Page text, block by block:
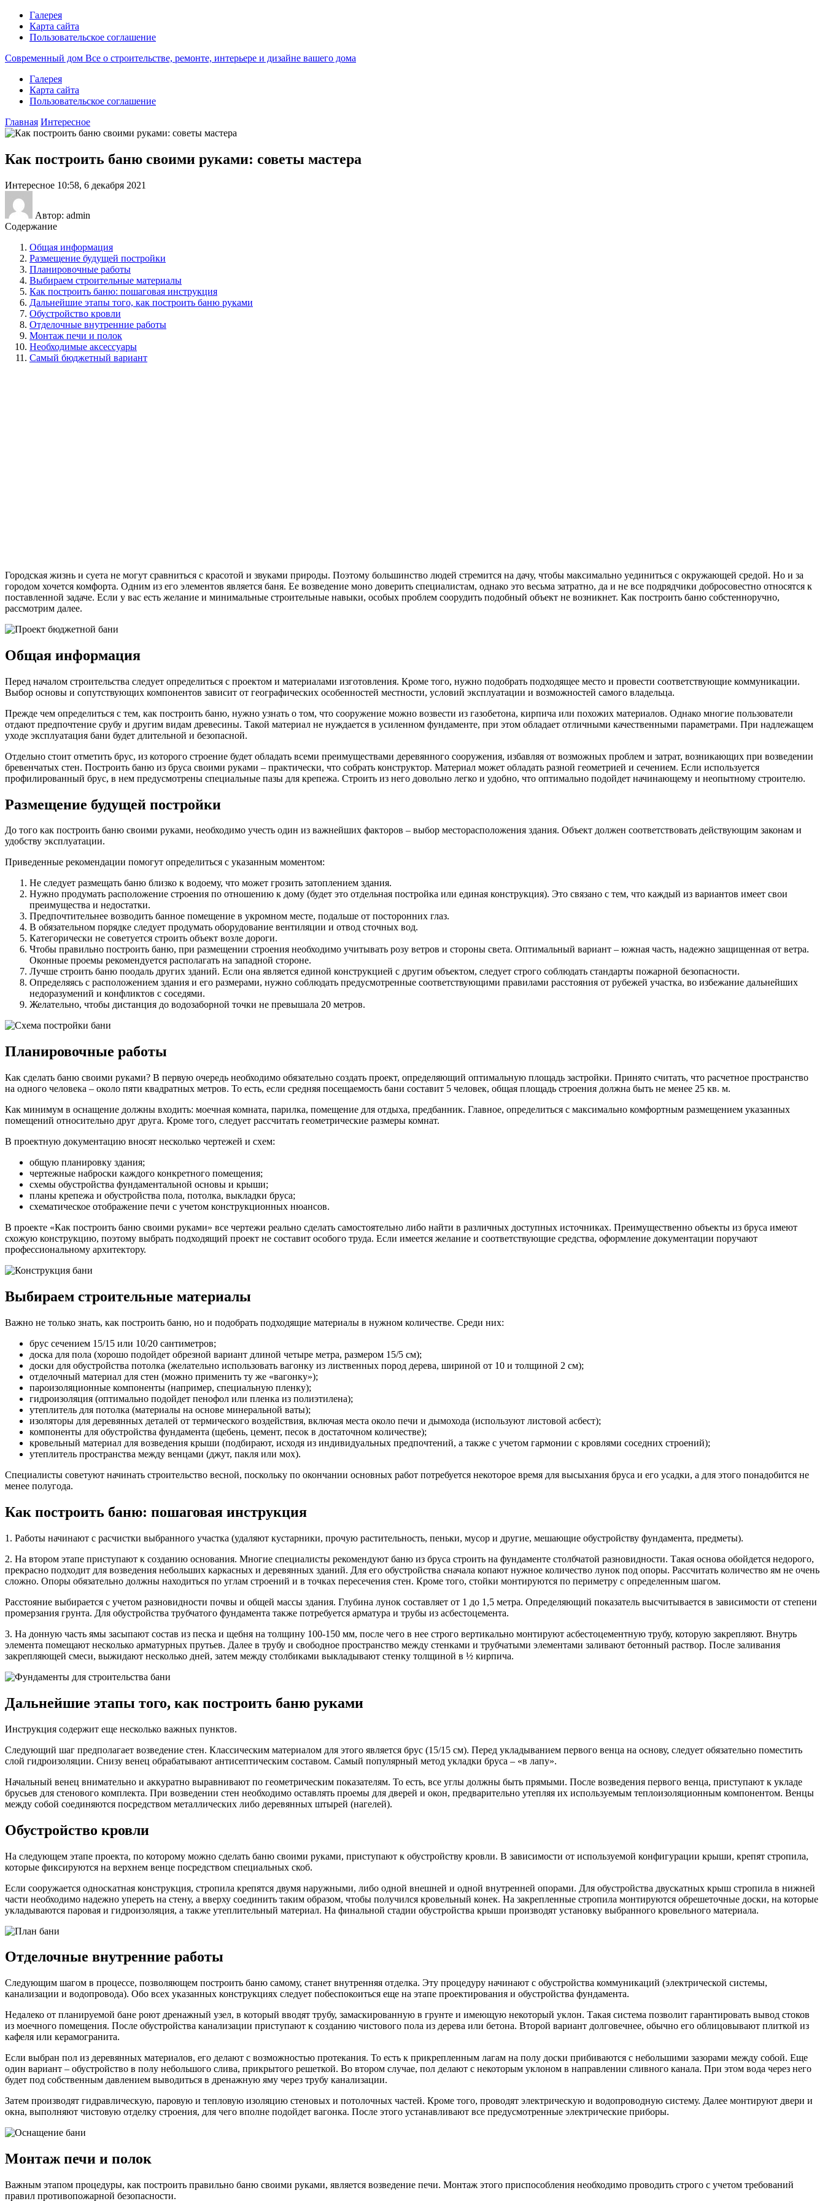
Галерея
Карта сайта
Пользовательское соглашение
Современный дом Все о строительстве, ремонте, интерьере и дизайне вашего дома
Галерея
Карта сайта
Пользовательское соглашение
Главная Интересное
Как построить баню своими руками: советы мастера
Интересное 10:58, 6 декабря 2021
Автор: admin
Содержание
Общая информация
Размещение будущей постройки
Планировочные работы
Выбираем строительные материалы
Как построить баню: пошаговая инструкция
Дальнейшие этапы того, как построить баню руками
Обустройство кровли
Отделочные внутренние работы
Монтаж печи и полок
Необходимые аксессуары
Самый бюджетный вариант
Городская жизнь и суета не могут сравниться с красотой и звуками природы. Поэтому большинство людей стремится на дачу, чтобы максимально уединиться с окружающей средой. Но и за
городом хочется комфорта. Одним из его элементов является баня. Ее возведение моно доверить специалистам, однако это весьма затратно, да и не все подрядчики добросовестно относятся к
поставленной задаче. Если у вас есть желание и минимальные строительные навыки, особых проблем соорудить подобный объект не возникнет. Как построить баню собстенноручно,
рассмотрим далее.
Общая информация
Перед началом строительства следует определиться с проектом и материалами изготовления. Кроме того, нужно подобрать подходящее место и провести соответствующие коммуникации.
Выбор основы и сопутствующих компонентов зависит от географических особенностей местности, условий эксплуатации и возможностей самого владельца.
Прежде чем определиться с тем, как построить баню, нужно узнать о том, что сооружение можно возвести из газобетона, кирпича или похожих материалов. Однако многие пользователи
отдают предпочтение срубу и другим видам древесины. Такой материал не нуждается в усиленном фундаменте, при этом обладает отличными качественными параметрами. При надлежащем
уходе эксплуатация бани будет длительной и безопасной.
Отдельно стоит отметить брус, из которого строение будет обладать всеми преимуществами деревянного сооружения, избавляя от возможных проблем и затрат, возникающих при возведении
бревенчатых стен. Построить баню из бруса своими руками – практически, что собрать конструктор. Материал может обладать разной геометрией и сечением. Если используется
профилированный брус, в нем предусмотрены специальные пазы для крепежа. Строить из него довольно легко и удобно, что оптимально подойдет начинающему и неопытному строителю.
Размещение будущей постройки
До того как построить баню своими руками, необходимо учесть один из важнейших факторов – выбор месторасположения здания. Объект должен соответствовать действующим законам и
удобству эксплуатации.
Приведенные рекомендации помогут определиться с указанным моментом:
Не следует размещать баню близко к водоему, что может грозить затоплением здания.
Нужно продумать расположение строения по отношению к дому (будет это отдельная постройка или единая конструкция). Это связано с тем, что каждый из вариантов имеет свои
преимущества и недостатки.
Предпочтительнее возводить банное помещение в укромном месте, подальше от посторонних глаз.
В обязательном порядке следует продумать оборудование вентиляции и отвод сточных вод.
Категорически не советуется строить объект возле дороги.
Чтобы правильно построить баню, при размещении строения необходимо учитывать розу ветров и стороны света. Оптимальный вариант – южная часть, надежно защищенная от ветра.
Оконные проемы рекомендуется располагать на западной стороне.
Лучше строить баню поодаль других зданий. Если она является единой конструкцией с другим объектом, следует строго соблюдать стандарты пожарной безопасности.
Определяясь с расположением здания и его размерами, нужно соблюдать предусмотренные соответствующими правилами расстояния от рубежей участка, во избежание дальнейших
недоразумений и конфликтов с соседями.
Желательно, чтобы дистанция до водозаборной точки не превышала 20 метров.
Планировочные работы
Как сделать баню своими руками? В первую очередь необходимо обязательно создать проект, определяющий оптимальную площадь застройки. Принято считать, что расчетное пространство
на одного человека – около пяти квадратных метров. То есть, если средняя посещаемость бани составит 5 человек, общая площадь строения должна быть не менее 25 кв. м.
Как минимум в оснащение должны входить: моечная комната, парилка, помещение для отдыха, предбанник. Главное, определиться с максимально комфортным размещением указанных
помещений относительно друг друга. Кроме того, следует рассчитать геометрические размеры комнат.
В проектную документацию вносят несколько чертежей и схем:
общую планировку здания;
чертежные наброски каждого конкретного помещения;
схемы обустройства фундаментальной основы и крыши;
планы крепежа и обустройства пола, потолка, выкладки бруса;
схематическое отображение печи с учетом конструкционных нюансов.
В проекте «Как построить баню своими руками» все чертежи реально сделать самостоятельно либо найти в различных доступных источниках. Преимущественно объекты из бруса имеют
схожую конструкцию, поэтому выбрать подходящий проект не составит особого труда. Если имеется желание и соответствующие средства, оформление документации поручают
профессиональному архитектору.
Выбираем строительные материалы
Важно не только знать, как построить баню, но и подобрать подходящие материалы в нужном количестве. Среди них:
брус сечением 15/15 или 10/20 сантиметров;
доска для пола (хорошо подойдет обрезной вариант длиной четыре метра, размером 15/5 см);
доски для обустройства потолка (желательно использовать вагонку из лиственных пород дерева, шириной от 10 и толщиной 2 см);
отделочный материал для стен (можно применить ту же «вагонку»);
пароизоляционные компоненты (например, специальную пленку);
гидроизоляция (оптимально подойдет пенофол или пленка из полиэтилена);
утеплитель для потолка (материалы на основе минеральной ваты);
изоляторы для деревянных деталей от термического воздействия, включая места около печи и дымохода (используют листовой асбест);
компоненты для обустройства фундамента (щебень, цемент, песок в достаточном количестве);
кровельный материал для возведения крыши (подбирают, исходя из индивидуальных предпочтений, а также с учетом гармонии с кровлями соседних строений);
утеплитель пространства между венцами (джут, пакля или мох).
Специалисты советуют начинать строительство весной, поскольку по окончании основных работ потребуется некоторое время для высыхания бруса и его усадки, а для этого понадобится не
менее полугода.
Как построить баню: пошаговая инструкция
1. Работы начинают с расчистки выбранного участка (удаляют кустарники, прочую растительность, пеньки, мусор и другие, мешающие обустройству фундамента, предметы).
2. На втором этапе приступают к созданию основания. Многие специалисты рекомендуют баню из бруса строить на фундаменте столбчатой разновидности. Такая основа обойдется недорого,
прекрасно подходит для возведения небольших каркасных и деревянных зданий. Для его обустройства сначала копают нужное количество лунок под опоры. Рассчитать количество ям не очень
сложно. Опоры обязательно должны находиться по углам строений и в точках пересечения стен. Кроме того, стойки монтируются по периметру с определенным шагом.
Расстояние выбирается с учетом разновидности почвы и общей массы здания. Глубина лунок составляет от 1 до 1,5 метра. Определяющий показатель высчитывается в зависимости от степени
промерзания грунта. Для обустройства трубчатого фундамента также потребуется арматура и трубы из асбестоцемента.
3. На донную часть ямы засыпают состав из песка и щебня на толщину 100-150 мм, после чего в нее строго вертикально монтируют асбестоцементную трубу, которую закрепляют. Внутрь
элемента помещают несколько арматурных прутьев. Далее в трубу и свободное пространство между стенками и трубчатыми элементами заливают бетонный раствор. После заливания
закрепляющей смеси, выжидают несколько дней, затем между столбиками выкладывают стенку толщиной в ½ кирпича.
Дальнейшие этапы того, как построить баню руками
Инструкция содержит еще несколько важных пунктов.
Следующий шаг предполагает возведение стен. Классическим материалом для этого является брус (15/15 см). Перед укладыванием первого венца на основу, следует обязательно поместить
слой гидроизоляции. Снизу венец обрабатывают антисептическим составом. Самый популярный метод укладки бруса – «в лапу».
Начальный венец внимательно и аккуратно выравнивают по геометрическим показателям. То есть, все углы должны быть прямыми. После возведения первого венца, приступают к укладе
брусьев для стенового комплекта. При возведении стен необходимо оставлять проемы для дверей и окон, предварительно утепляя их используемым теплоизоляционным компонентом. Венцы
между собой соединяются посредством металлических либо деревянных штырей (нагелей).
Обустройство кровли
На следующем этапе проекта, по которому можно сделать баню своими руками, приступают к обустройству кровли. В зависимости от используемой конфигурации крыши, крепят стропила,
которые фиксируются на верхнем венце посредством специальных скоб.
Если сооружается односкатная конструкция, стропила крепятся двумя наружными, либо одной внешней и одной внутренней опорами. Для обустройства двускатных крыш стропила в нижней
части необходимо надежно упереть на стену, а вверху соединить таким образом, чтобы получился кровельный конек. На закрепленные стропила монтируются обрешеточные доски, на которые
укладываются паровая и гидроизоляция, а также утеплительный материал. На финальной стадии обустройства крыши производят установку выбранного кровельного материала.
Отделочные внутренние работы
Следующим шагом в процессе, позволяющем построить баню самому, станет внутренняя отделка. Эту процедуру начинают с обустройства коммуникаций (электрической системы,
канализации и водопровода). Обо всех указанных конструкциях следует побеспокоиться еще на этапе проектирования и обустройства фундамента.
Недалеко от планируемой бане роют дренажный узел, в который вводят трубу, замаскированную в грунте и имеющую некоторый уклон. Такая система позволит гарантировать вывод стоков
из моечного помещения. После обустройства канализации приступают к созданию чистового пола из дерева или бетона. Второй вариант долговечнее, обычно его облицовывают плиткой из
кафеля или керамогранита.
Если выбран пол из деревянных материалов, его делают с возможностью протекания. То есть к прикрепленным лагам на полу доски прибиваются с небольшими зазорами между собой. Еще
один вариант – обустройство в полу небольшого слива, прикрытого решеткой. Во втором случае, пол делают с некоторым уклоном в направлении сливного канала. При этом вода через него
будет под собственным давлением выводиться в дренажную яму через трубу канализации.
Затем производят гидравлическую, паровую и тепловую изоляцию стеновых и потолочных частей. Кроме того, проводят электрическую и водопроводную систему. Далее монтируют двери и
окна, выполняют чистовую отделку строения, для чего вполне подойдет вагонка. После этого устанавливают все предусмотренные электрические приборы.
Монтаж печи и полок
Важным этапом процедуры, как построить правильно баню своими руками, является возведение печи. Монтаж этого приспособления необходимо проводить строго с учетом требований
правил противопожарной безопасности.